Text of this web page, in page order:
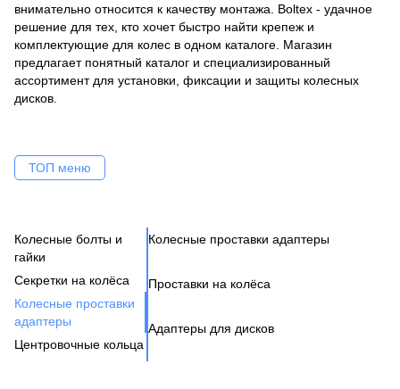
внимательно относится к качеству монтажа. Boltex - удачное
решение для тех, кто хочет быстро найти крепеж и
комплектующие для колес в одном каталоге. Магазин
предлагает понятный каталог и специализированный
ассортимент для установки, фиксации и защиты колесных
дисков.
ТОП меню
Колесные болты и
гайки
Секретки на колёса
Колесные проставки
адаптеры
Центровочные кольца
Колесные проставки адаптеры
Проставки на колёса
Адаптеры для дисков